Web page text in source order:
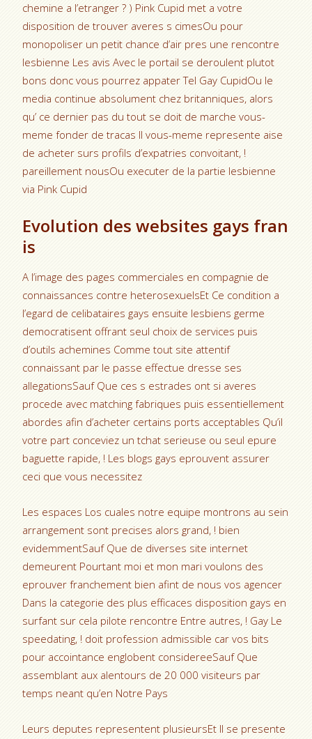
chemine a l’etranger ? ) Pink Cupid met a votre
disposition de trouver averes s cimesOu pour
monopoliser un petit chance d’air pres une rencontre
lesbienne Les avis Avec le portail se deroulent plutot
bons donc vous pourrez appater Tel Gay CupidOu le
media continue absolument chez britanniques, alors
qu’ ce dernier pas du tout se doit de marche vous-
meme fonder de tracas Il vous-meme represente aise
de acheter surs profils d’expatries convoitant, !
pareillement nousOu executer de la partie lesbienne
via Pink Cupid
Evolution des websites gays fran
is
A l’image des pages commerciales en compagnie de
connaissances contre heterosexuelsEt Ce condition a
l’egard de celibataires gays ensuite lesbiens germe
democratisent offrant seul choix de services puis
d’outils achemines Comme tout site attentif
connaissant par le passe effectue dresse ses
allegationsSauf Que ces s estrades ont si averes
procede avec matching fabriques puis essentiellement
abordes afin d’acheter certains ports acceptables Qu’il
votre part conceviez un tchat serieuse ou seul epure
baguette rapide, ! Les blogs gays eprouvent assurer
ceci que vous necessitez
Les espaces Los cuales notre equipe montrons au sein
arrangement sont precises alors grand, ! bien
evidemmentSauf Que de diverses site internet
demeurent Pourtant moi et mon mari voulons des
eprouver franchement bien afint de nous vos agencer
Dans la categorie des plus efficaces disposition gays en
surfant sur cela pilote rencontre Entre autres, ! Gay Le
speedating, ! doit profession admissible car vos bits
pour accointance englobent considereeSauf Que
assemblant aux alentours de 20 000 visiteurs par
temps neant qu’en Notre Pays
Leurs deputes representent plusieursEt Il se presente